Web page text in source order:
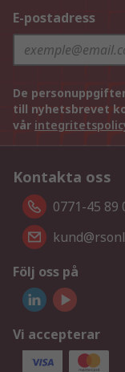
E-postadress
De
till nyhetsbrevet
vår
Kontakta oss
0771-45 89
Följ oss på
Vi accepterar